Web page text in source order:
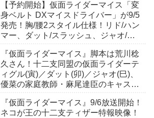
【予約開始】仮面ライダーマイス「変
身ベルト DXマイスドライバー」が9/5
発売！胸/腰2スタイル仕様！リド/ハン
マー、ダット/スラッシュ、ジャオ/バ
も！
『仮面ライダーマイス』脚本は荒川稔
久さん！十二支同盟の仮面ライダーテ
ィグル(寅)／ダット(卯)／ジャオ(巳)、
優菜の家庭教師・麻尾達臣のキャスト
んも変身！
『仮面ライダーマイス』9/6放送開始！
ネコが王の十二支ティザー特報映像！